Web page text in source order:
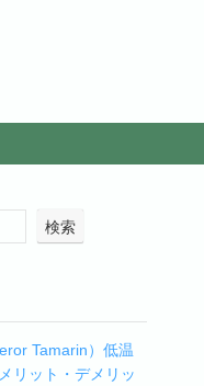
検索
Tamarin）低温
リット・デメリッ